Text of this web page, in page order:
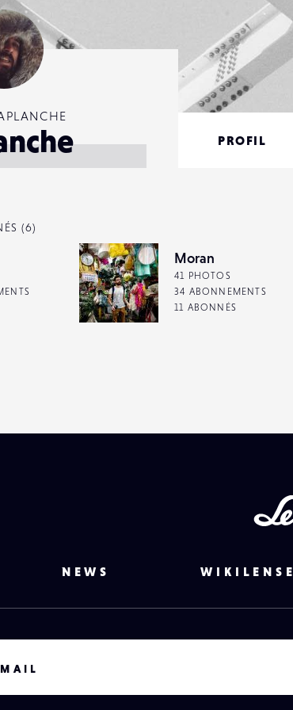
PROFIL
(6)
Moran
41 PHOTOS
34 ABONNEMENTS
11 ABONNÉS
NEWS WIKILENSE